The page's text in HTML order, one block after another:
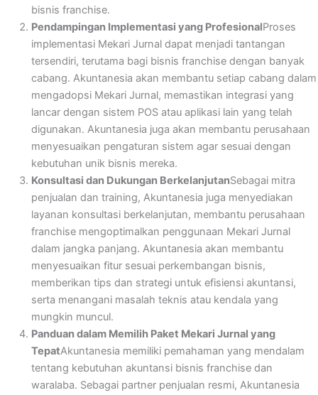
bisnis franchise.
Pendampingan Implementasi yang ProfesionalProses
implementasi Mekari Jurnal dapat menjadi tantangan
tersendiri, terutama bagi bisnis franchise dengan banyak
cabang. Akuntanesia akan membantu setiap cabang dalam
mengadopsi Mekari Jurnal, memastikan integrasi yang
lancar dengan sistem POS atau aplikasi lain yang telah
digunakan. Akuntanesia juga akan membantu perusahaan
menyesuaikan pengaturan sistem agar sesuai dengan
kebutuhan unik bisnis mereka.
Konsultasi dan Dukungan BerkelanjutanSebagai mitra
penjualan dan training, Akuntanesia juga menyediakan
layanan konsultasi berkelanjutan, membantu perusahaan
franchise mengoptimalkan penggunaan Mekari Jurnal
dalam jangka panjang. Akuntanesia akan membantu
menyesuaikan fitur sesuai perkembangan bisnis,
memberikan tips dan strategi untuk efisiensi akuntansi,
serta menangani masalah teknis atau kendala yang
mungkin muncul.
Panduan dalam Memilih Paket Mekari Jurnal yang
TepatAkuntanesia memiliki pemahaman yang mendalam
tentang kebutuhan akuntansi bisnis franchise dan
waralaba. Sebagai partner penjualan resmi, Akuntanesia